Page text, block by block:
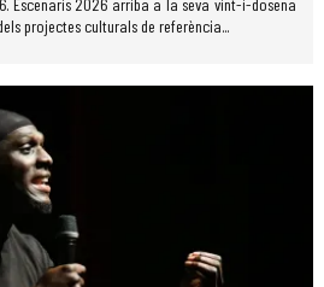
Escenaris 2026 arriba a la seva vint-i-dosena
projectes culturals de referència...